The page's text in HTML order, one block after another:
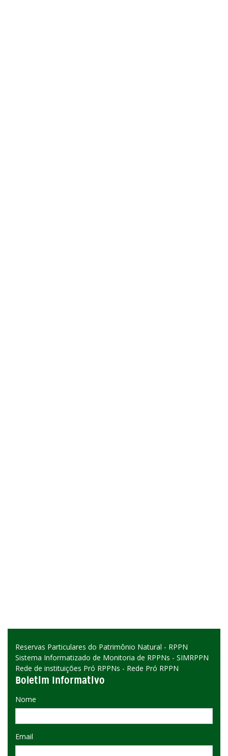
Reservas Particulares do Patrimônio Natural - RPPN
Sistema Informatizado de Monitoria de RPPNs - SIMRPPN
Rede de instituições Pró RPPNs - Rede Pró RPPN
Boletim Informativo
Nome
Email